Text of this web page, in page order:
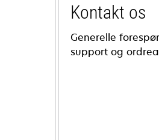
Kontakt os
Generelle
support og